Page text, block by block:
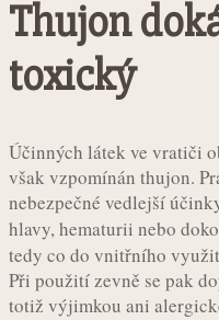
Thujon
toxický
Účinných látek ve vratiči
však vzpomínán thujon.
nebezpečné vedlejší
hlavy, hematurii nebo
tedy co do vnitřního
Při použití zevně se pak
totiž výjimkou ani